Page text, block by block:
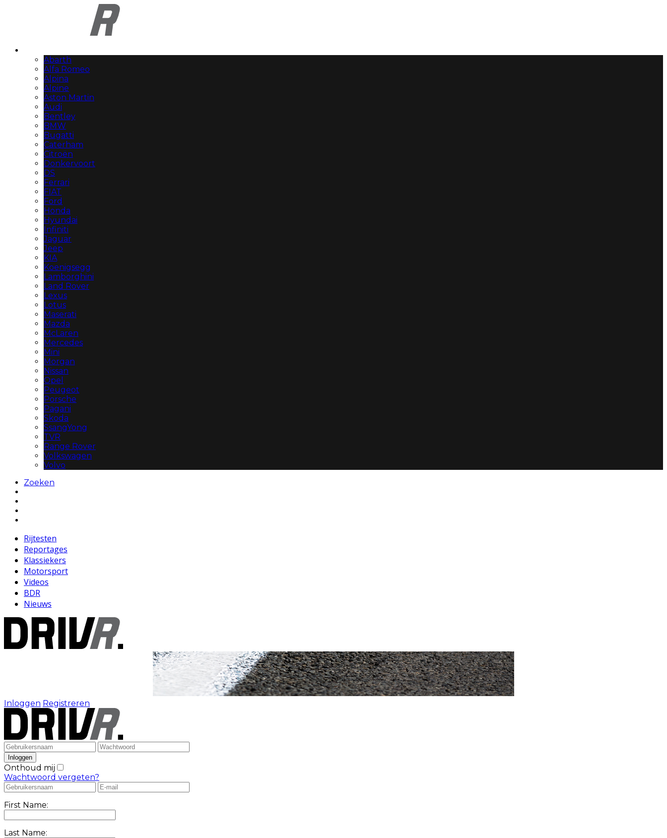
Abarth
Alfa Romeo
Alpina
Alpine
Aston Martin
Audi
Bentley
BMW
Bugatti
Caterham
Citroën
Donkervoort
DS
Ferrari
FIAT
Ford
Honda
Hyundai
Infiniti
Jaguar
Jeep
KIA
Koenigsegg
Lamborghini
Land Rover
Lexus
Lotus
Maserati
Mazda
McLaren
Mercedes
Mini
Morgan
Nissan
Opel
Peugeot
Porsche
Pagani
Skoda
SsangYong
TVR
Range Rover
Volkswagen
Volvo
Zoeken
Rijtesten
Reportages
Klassiekers
Motorsport
Videos
BDR
Nieuws
Inloggen Registreren
Onthoud mij
Wachtwoord vergeten?
First Name:
Last Name: